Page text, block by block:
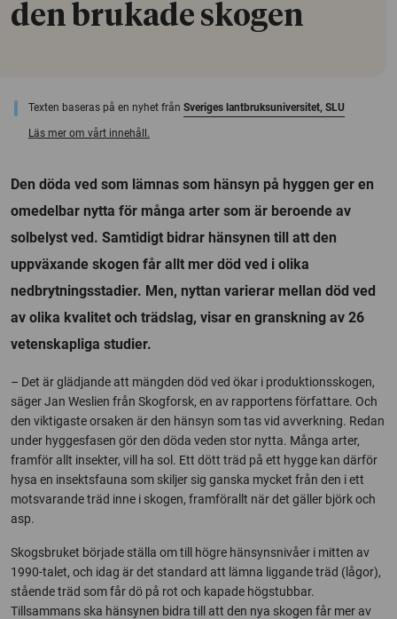
den brukade skogen
Texten baseras på en nyhet från Sveriges lantbruksuniversitet, SLU
Läs mer om vårt innehåll.
Den döda ved som lämnas som hänsyn på hyggen ger en
omedelbar nytta för många arter som är beroende av
solbelyst ved. Samtidigt bidrar hänsynen till att den
uppväxande skogen får allt mer död ved i olika
nedbrytningsstadier. Men, nyttan varierar mellan död ved
av olika kvalitet och trädslag, visar en granskning av 26
vetenskapliga studier.
– Det är glädjande att mängden död ved ökar i produktionsskogen,
säger Jan Weslien från Skogforsk, en av rapportens författare. Och
den viktigaste orsaken är den hänsyn som tas vid avverkning. Redan
under hyggesfasen gör den döda veden stor nytta. Många arter,
framför allt insekter, vill ha sol. Ett dött träd på ett hygge kan därför
hysa en insektsfauna som skiljer sig ganska mycket från den i ett
motsvarande träd inne i skogen, framförallt när det gäller björk och
asp.
Skogsbruket började ställa om till högre hänsynsnivåer i mitten av
1990-talet, och idag är det standard att lämna liggande träd (lågor),
stående träd som får dö på rot och kapade högstubbar.
Tillsammans ska hänsynen bidra till att den nya skogen får mer av